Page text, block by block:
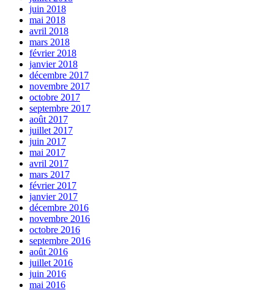
juin 2018
mai 2018
avril 2018
mars 2018
février 2018
janvier 2018
décembre 2017
novembre 2017
octobre 2017
septembre 2017
août 2017
juillet 2017
juin 2017
mai 2017
avril 2017
mars 2017
février 2017
janvier 2017
décembre 2016
novembre 2016
octobre 2016
septembre 2016
août 2016
juillet 2016
juin 2016
mai 2016